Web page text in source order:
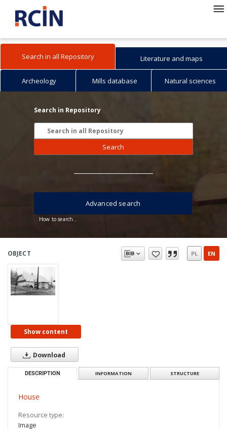
Search in all Repository Literature and maps
Archeology Mills database Natural sciences
Search in Repository
Search
How to search...
Advanced search
OBJECT PL EN
Show content
Download
DESCRIPTION INFORMATION STRUCTURE
House
Resource type:
Image